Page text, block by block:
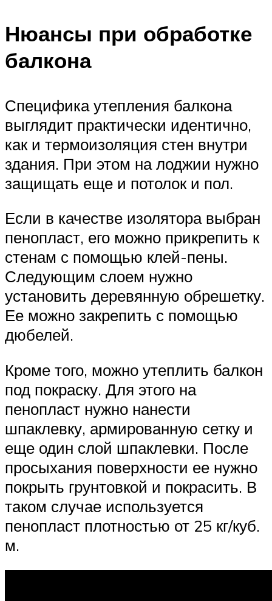
Нюансы при обработке
балкона
Специфика утепления балкона
выглядит практически идентично,
как и термоизоляция стен внутри
здания. При этом на лоджии нужно
защищать еще и потолок и пол.
Если в качестве изолятора выбран
пенопласт, его можно прикрепить к
стенам с помощью клей-пены.
Следующим слоем нужно
установить деревянную обрешетку.
Ее можно закрепить с помощью
дюбелей.
Кроме того, можно утеплить балкон
под покраску. Для этого на
пенопласт нужно нанести
шпаклевку, армированную сетку и
еще один слой шпаклевки. После
просыхания поверхности ее нужно
покрыть грунтовкой и покрасить. В
таком случае используется
пенопласт плотностью от 25 кг/куб.
м.